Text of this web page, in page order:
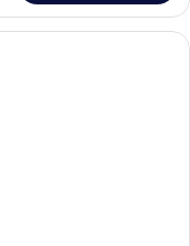
房內保險箱、免費無線上網